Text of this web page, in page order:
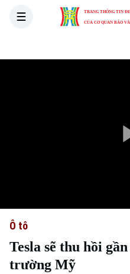
TRANG THÔNG TIN
CỦA CƠ QUAN BÁO
Ô tô
Tesla sẽ thu hồi
trường Mỹ